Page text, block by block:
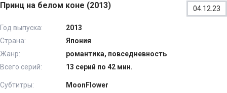
Принц на белом коне (2013) 04.12.23
Год выпуска:
2013
Страна:
Япония
Жанр:
романтика, повседневность
Всего серий:
13 серий по 42 мин.
Субтитры:
MoonFlower